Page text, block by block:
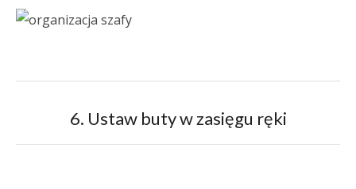
6. Ustaw buty w zasięgu ręki